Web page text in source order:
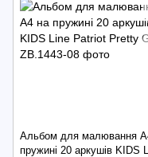
Альбом для малювання
пружині 20 аркушів KIDS